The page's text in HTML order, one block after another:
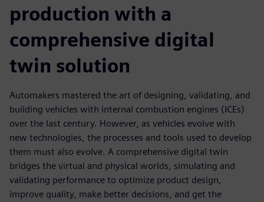
production with a
comprehensive digital
twin solution
Automakers mastered the art of designing, validating, and
building vehicles with internal combustion engines (ICEs)
over the last century. However, as vehicles evolve with
new technologies, the processes and tools used to develop
them must also evolve. A comprehensive digital twin
bridges the virtual and physical worlds, simulating and
validating performance to optimize product design,
improve quality, make better decisions, and get the